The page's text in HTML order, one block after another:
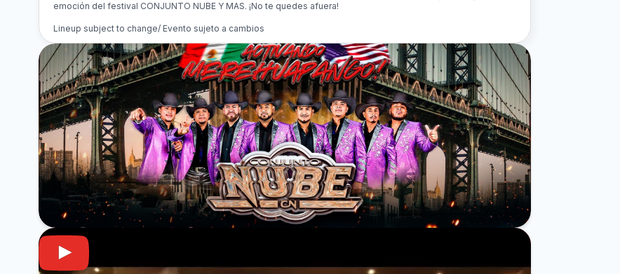
emoción del festival CONJUNTO NUBE Y MAS. ¡No te quedes afuera!
Lineup subject to change/ Evento sujeto a cambios